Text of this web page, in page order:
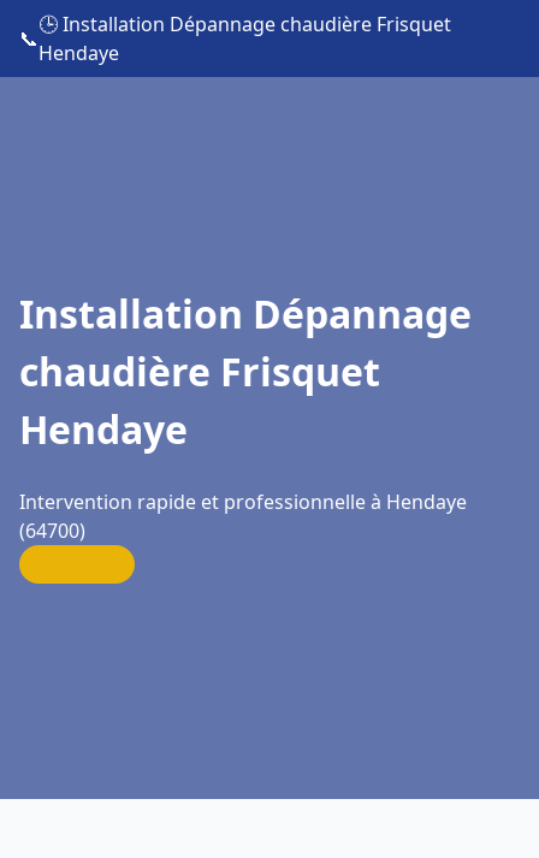
📞
🕒 Installation Dépannage chaudière Frisquet
Hendaye
Installation Dépannage
chaudière Frisquet
Hendaye
Intervention rapide et professionnelle à Hendaye
(64700)